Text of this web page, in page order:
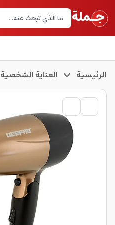
الرئيسية العناية الشخصية